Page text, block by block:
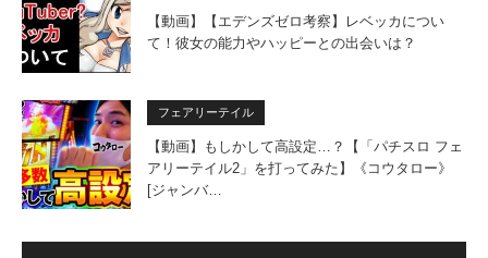
【動画】【エデンズゼロ考察】レベッカについ
て！彼女の能力やハッピーとの出会いは？
フェアリーテイル
【動画】もしかして高設定…？【「パチスロ フェ
アリーテイル2」を打ってみた】《コウタロー》
[ジャンバ…